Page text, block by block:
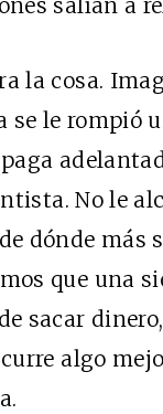
salían a
la cosa.
se le rompió
No le
dónde más
que una
sacar
algo